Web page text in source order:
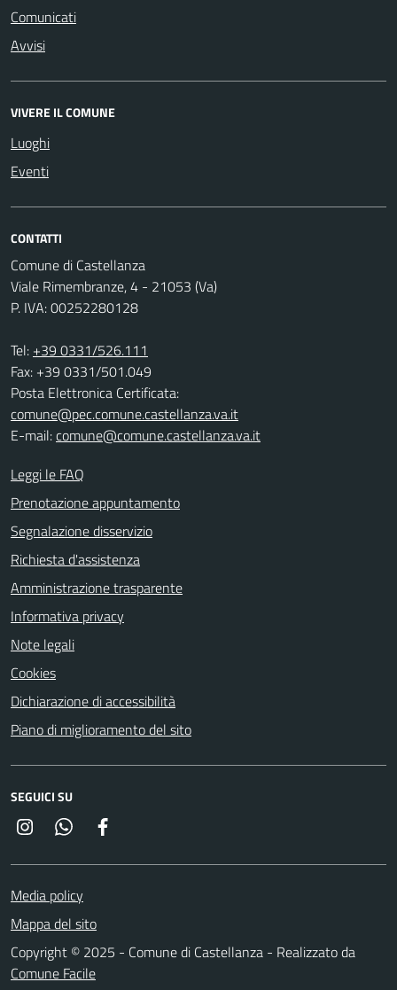
Comunicati
Avvisi
VIVERE IL COMUNE
Luoghi
Eventi
CONTATTI
Comune di Castellanza
Viale Rimembranze, 4 - 21053 (Va)
P. IVA: 00252280128
Tel: +39 0331/526.111
Fax: +39 0331/501.049
Posta Elettronica Certificata:
comune@pec.comune.castellanza.va.it
E-mail:comune@comune.castellanza.va.it
Leggi le FAQ
Prenotazione appuntamento
Segnalazione disservizio
Richiesta d'assistenza
Amministrazione trasparente
Informativa privacy
Note legali
Cookies
Dichiarazione di accessibilità
Piano di miglioramento del sito
SEGUICI SU
InstagramWhatsapp
Media policy
Mappa del sito
Copyright © 2025 - Comune di Castellanza - Realizzato da
Comune Facile